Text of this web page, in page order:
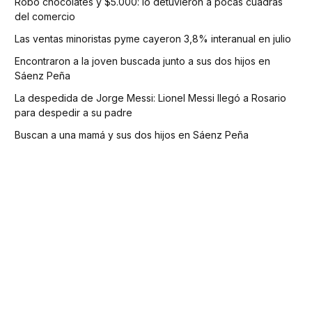
del comercio
Las ventas minoristas pyme cayeron 3,8% interanual en julio
Encontraron a la joven buscada junto a sus dos hijos en
Sáenz Peña
La despedida de Jorge Messi: Lionel Messi llegó a Rosario
para despedir a su padre
Buscan a una mamá y sus dos hijos en Sáenz Peña